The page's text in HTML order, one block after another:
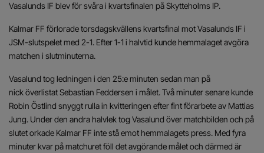
Vasalunds IF blev för svåra i kvartsfinalen på Skytteholms IP.
Kalmar FF förlorade torsdagskvällens kvartsfinal mot Vasalunds IF i
JSM-slutspelet med 2-1. Efter 1-1 i halvtid kunde hemmalaget avgöra
matchen i slutminuterna.
Vasalund tog ledningen i den 25:e minuten sedan man på
nick överlistat Sebastian Feddersen i målet. Två minuter senare kunde
Robin Östlind snyggt rulla in kvitteringen efter fint förarbete av Mattias
Jung. Under den andra halvlek tog Vasalund över matchbilden och på
slutet orkade Kalmar FF inte stå emot hemmalagets press. Med fyra
minuter kvar på matchuret föll det avgörande målet och därmed är